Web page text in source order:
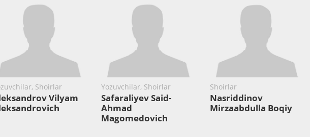
Shoirlar
Vilyam
Yozuvchilar, Shoirlar
Safaraliyev Said-
Ahmad
Magomedovich
Shoirlar
Nasriddinov ​
Mirzaabdulla Boqiy